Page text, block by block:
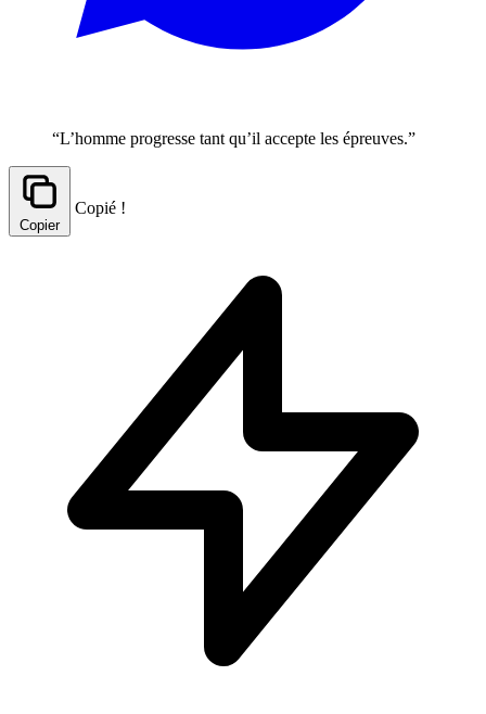
“L’homme progresse tant qu’il accepte les épreuves.”
Copier
Copié !